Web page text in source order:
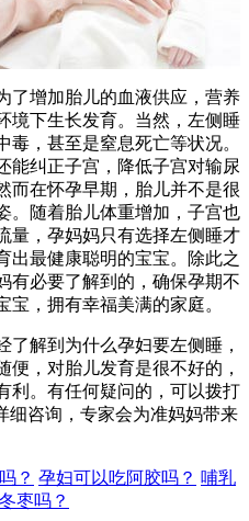
了增加胎儿的血液供应，营养
境下生长发育。当然，左侧睡
，甚至是窒息死亡等状况。
能纠正子宫，降低子宫对输尿
而在怀孕早期，胎儿并不是很
。随着胎儿体重增加，子宫也
量，孕妈妈只有选择左侧睡才
出最健康聪明的宝宝。除此之
有必要了解到的，确保孕期不
，拥有幸福美满的家庭。
解到为什么孕妇要左侧睡，
，对胎儿发育是很不好的，
利。有任何疑问的，可以拨打
细咨询，专家会为准妈妈带来
？ 孕妇可以吃阿胶吗？ 哺乳
枣吗？